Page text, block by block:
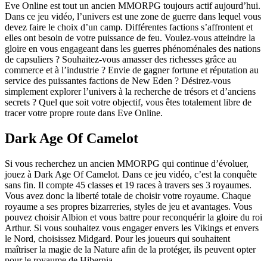
Eve Online est tout un ancien MMORPG toujours actif aujourd’hui.
Dans ce jeu vidéo, l’univers est une zone de guerre dans lequel vous
devez faire le choix d’un camp. Différentes factions s’affrontent et
elles ont besoin de votre puissance de feu. Voulez-vous atteindre la
gloire en vous engageant dans les guerres phénoménales des nations
de capsuliers ? Souhaitez-vous amasser des richesses grâce au
commerce et à l’industrie ? Envie de gagner fortune et réputation au
service des puissantes factions de New Eden ? Désirez-vous
simplement explorer l’univers à la recherche de trésors et d’anciens
secrets ? Quel que soit votre objectif, vous êtes totalement libre de
tracer votre propre route dans Eve Online.
Dark Age Of Camelot
Si vous recherchez un ancien MMORPG qui continue d’évoluer,
jouez à Dark Age Of Camelot. Dans ce jeu vidéo, c’est la conquête
sans fin. Il compte 45 classes et 19 races à travers ses 3 royaumes.
Vous avez donc la liberté totale de choisir votre royaume. Chaque
royaume a ses propres bizarreries, styles de jeu et avantages. Vous
pouvez choisir Albion et vous battre pour reconquérir la gloire du roi
Arthur. Si vous souhaitez vous engager envers les Vikings et envers
le Nord, choisissez Midgard. Pour les joueurs qui souhaitent
maîtriser la magie de la Nature afin de la protéger, ils peuvent opter